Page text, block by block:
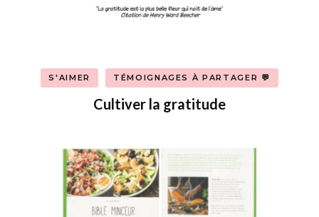
S'AIMER TÉMOIGNAGES À PARTAGER 💬
Cultiver la gratitude